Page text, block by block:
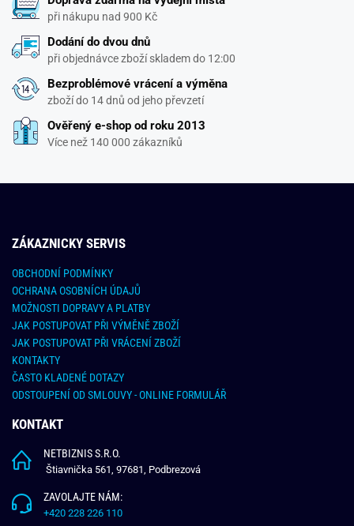
při nákupu nad 900 Kč
Dodání do dvou dnů
při objednávce zboží skladem do 12:00
Bezproblémové vrácení a výměna
zboží do 14 dnů od jeho převzetí
Ověřený e-shop od roku 2013
Více než 140 000 zákazníků
ZÁKAZNICKY SERVIS
OBCHODNÍ PODMÍNKY
OCHRANA OSOBNÍCH ÚDAJŮ
MOŽNOSTI DOPRAVY A PLATBY
JAK POSTUPOVAT PŘI VÝMĚNĚ ZBOŽÍ
JAK POSTUPOVAT PŘI VRÁCENÍ ZBOŽÍ
KONTAKTY
ČASTO KLADENÉ DOTAZY
ODSTOUPENÍ OD SMLOUVY - ONLINE FORMULÁŘ
KONTAKT
NETBIZNIS S.R.O.
Štiavnička 561, 97681, Podbrezová
ZAVOLAJTE NÁM:
+420 228 226 110